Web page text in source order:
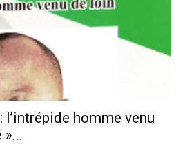
l’intrépide homme venu